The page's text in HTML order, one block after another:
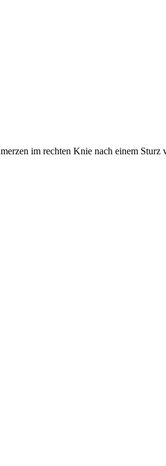
im rechten Knie nach einem